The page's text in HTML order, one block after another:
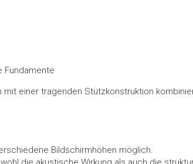
Fundamente
mit einer tragenden Stützkonstruktion
Bildschirmhöhen möglich.